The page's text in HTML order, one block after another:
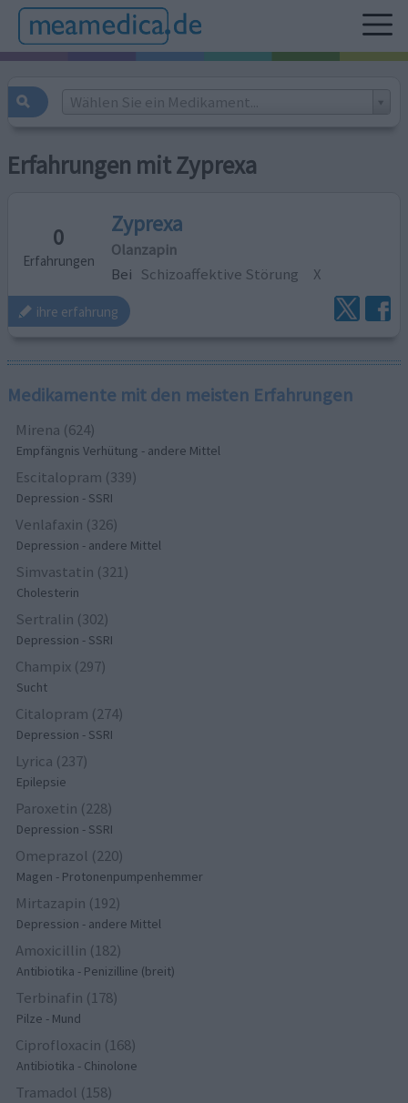
Wählen Sie ein Medikament...
Erfahrungen mit Zyprexa
0
Erfahrungen
Zyprexa
Olanzapin
Bei Schizoaffektive Störung X
ihre erfahrung
Medikamente mit den meisten Erfahrungen
Mirena (624)
Empfängnis Verhütung - andere Mittel
Escitalopram (339)
Depression - SSRI
Venlafaxin (326)
Depression - andere Mittel
Simvastatin (321)
Cholesterin
Sertralin (302)
Depression - SSRI
Champix (297)
Sucht
Citalopram (274)
Depression - SSRI
Lyrica (237)
Epilepsie
Paroxetin (228)
Depression - SSRI
Omeprazol (220)
Magen - Protonenpumpenhemmer
Mirtazapin (192)
Depression - andere Mittel
Amoxicillin (182)
Antibiotika - Penizilline (breit)
Terbinafin (178)
Pilze - Mund
Ciprofloxacin (168)
Antibiotika - Chinolone
Tramadol (158)